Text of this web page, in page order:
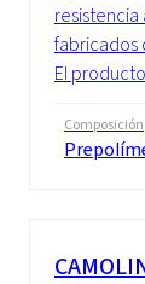
fabricados
El
Composición